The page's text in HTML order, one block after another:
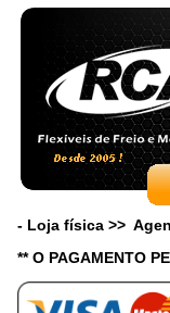
- Loja física >>
** O PAGAMENTO